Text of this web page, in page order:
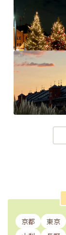
京都 東京